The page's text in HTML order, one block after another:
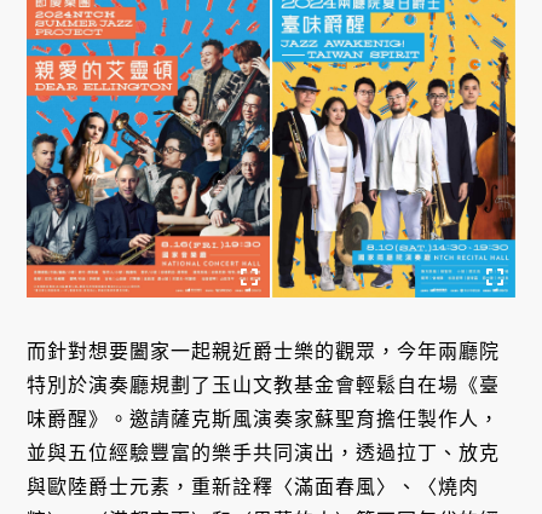
而針對想要闔家一起親近爵士樂的觀眾，今年兩廳院
特別於演奏廳規劃了玉山文教基金會輕鬆自在場《臺
味爵醒》。邀請薩克斯風演奏家蘇聖育擔任製作人，
並與五位經驗豐富的樂手共同演出，透過拉丁、放克
與歐陸爵士元素，重新詮釋〈滿面春風〉、〈燒肉